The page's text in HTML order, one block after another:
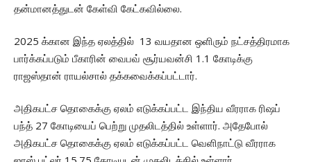
தன்மானத்துடன் கேள்வி கேட்கவில்லை.
2025 க்கான இந்த ஏலத்தில் 13 வயதான ஒளிரும் நட்சத்திரமாக
பார்க்கப்படும் பீகாரின் வைபவ் சூர்யவன்சி 1.1 கோடிக்கு
ராஜஸ்தான் ராயல்சால் தக்கவைக்கப்பட்டார்.
அதிகபட்ச தொகைக்கு ஏலம் எடுக்கப்பட்ட இந்திய வீரராக ரிஷப்
பந்த் 27 கோடியைப் பெற்று முதலிடத்தில் உள்ளார். அதேபோல்
அதிகபட்ச தொகைக்கு ஏலம் எடுக்கப்பட்ட வெளிநாட்டு வீரராக